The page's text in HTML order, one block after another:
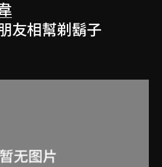
友相幫剃鬍子